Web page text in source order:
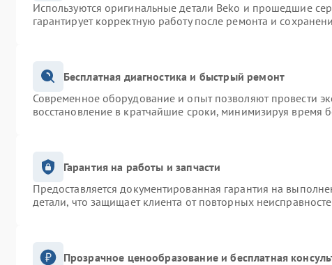
Используются оригинальные детали Beko и прошедшие
гарантирует корректную работу после ремонта и
Бесплатная диагностика и быстрый ремонт
Современное оборудование и опыт позволяют провести
восстановление в кратчайшие сроки, минимизируя время
Гарантия на работы и запчасти
Предоставляется документированная гарантия на
детали, что защищает клиента от повторных
Прозрачное ценообразование и бесплатная